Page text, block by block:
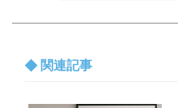
関連記事